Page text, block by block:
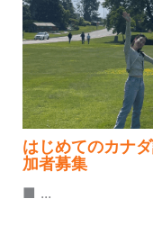
はじめてのカナ
加者募集
■ ...